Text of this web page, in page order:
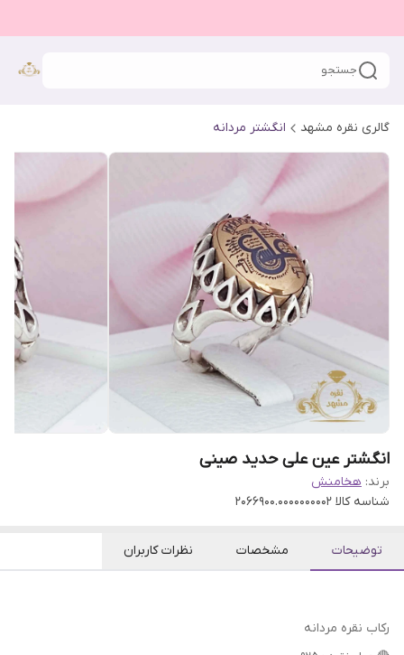
جستجو
گالری نقره مشهد انگشتر مردانه
انگشتر عین علی حدید صینی
برند: هخامنش
شناسه کالا 2066900.0000000002
توضیحات مشخصات نظرات کاربران
رکاب نقره مردانه